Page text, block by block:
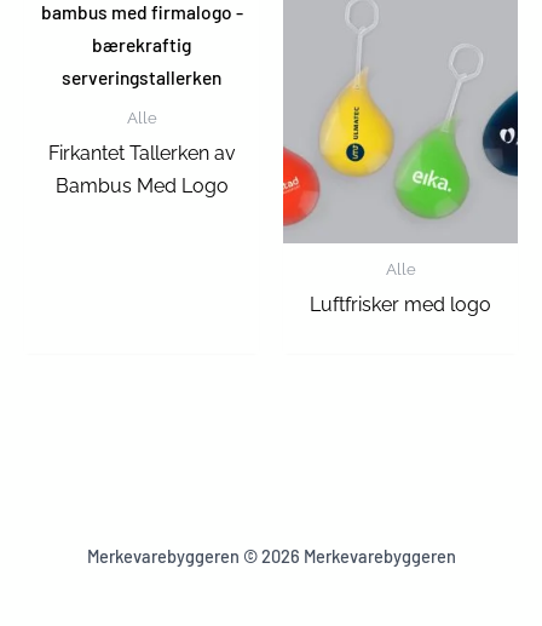
Alle
Firkantet Tallerken av
Bambus Med Logo
Alle
Luftfrisker med logo
Merkevarebyggeren © 2026 Merkevarebyggeren